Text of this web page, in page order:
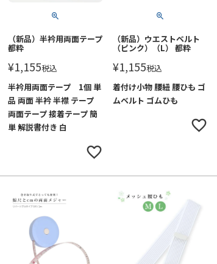
（新品）半衿用両面テープ
都粋
¥1,155税込
半衿用両面テープ 1個 単
品 両面 半衿 半襟 テープ
両面テープ 接着テープ 簡
単 解説書付き 白
（新品）ウエストベルト
（ピンク）（L） 都粋
¥1,155税込
着付け小物 腰紐 腰ひも ゴ
ムベルト ゴムひも